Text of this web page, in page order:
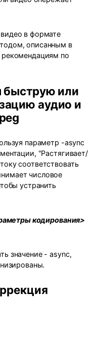
в формате
описанным в
по
быструю или
аудио и
параметр -async
"Растягивает/
соответствовать
числовое
устранить
кодирования>
значение - async,